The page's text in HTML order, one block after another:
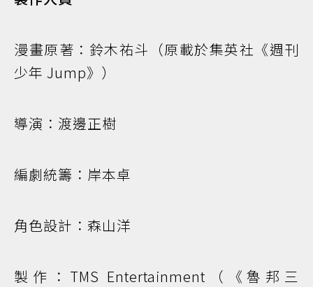
漫畫原著：鈴木祐斗（原載於集英社《週刊
少年 Jump》）
導演：渡邊正樹
編劇統籌：岸本卓
角色設計：森山洋
製作：TMS Entertainment（《魯邦三